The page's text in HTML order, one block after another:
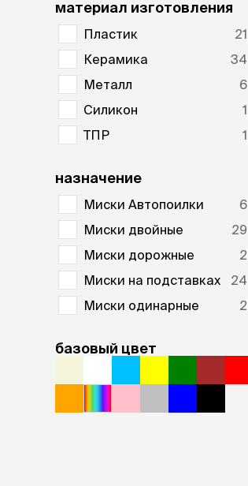
материал изготовления
Пластик
21
Керамика
34
Металл
6
Силикон
1
ТПР
1
назначение
Миски Автопоилки
6
Миски двойные
29
Миски дорожные
2
Миски на подставках
24
Миски одинарные
2
базовый цвет